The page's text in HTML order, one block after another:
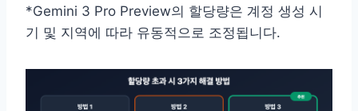
*Gemini 3 Pro Preview의 할당량은 계정 생성 시
기 및 지역에 따라 유동적으로 조정됩니다.